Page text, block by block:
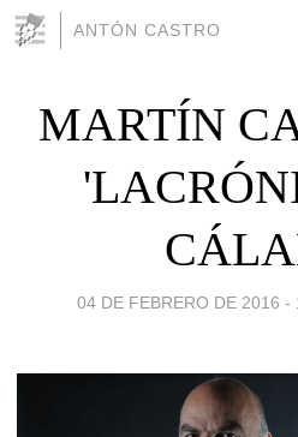
ANTÓN CASTRO
MARTÍN
04 DE FEBRERO DE 2016 -